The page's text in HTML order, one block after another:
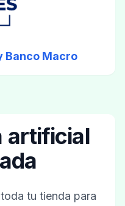
Banco Macro
artificial
tu tienda para